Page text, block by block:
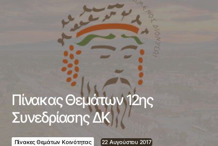
Πίνακας Θεμάτων 12ης
Συνεδρίασης ΔΚ
Πίνακες Θεμάτων Κοινότητας 22 Αυγούστου 2017